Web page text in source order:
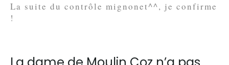
La suite du contrôle mignonet^^, je confirme
!